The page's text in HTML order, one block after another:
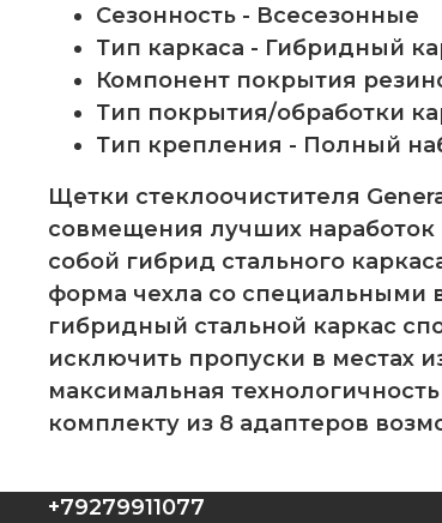
Сезонность - Всесезонные
Тип каркаса - Гибридный
Компонент покрытия
Тип покрытия/обработки
Тип крепления - Полный
Щетки стеклоочистителя
совмещения лучших наработок
собой гибрид стального
форма чехла со специальными
гибридный стальной каркас
исключить пропуски в местах
максимальная
комплекту из 8 адаптеров
+79279911077